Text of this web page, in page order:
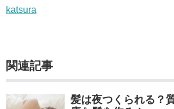
katsura
関連記事
髪は夜つくられる？